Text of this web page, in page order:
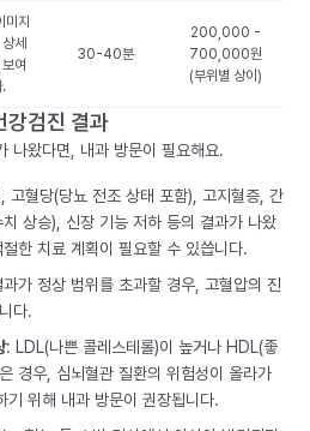
미지
세
여
.
30-40분
200,000 -
700,000원
(부위별 상이)
강검진 결과
나왔다면, 내과 방문이 필요해요.
고혈당(당뇨 전조 상태 포함), 고지혈증, 간
상승), 신장 기능 저하 등의 결과가 나왔
한 치료 계획이 필요할 수 있씁니다.
가 정상 범위를 초과할 경우, 고혈압의 진
다.
: LDL(나쁜 콜레스테롤)이 높거나 HDL(좋
경우, 심뇌혈관 질환의 위험성이 올라가
기 위해 내과 방문이 권장됩니다.